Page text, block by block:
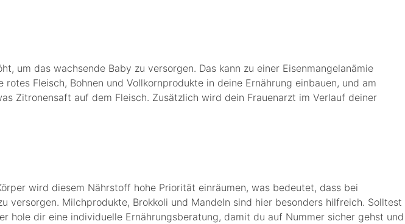
um das wachsende Baby zu versorgen. Das kann zu einer Eisenmangelanämie
Fleisch, Bohnen und Vollkornprodukte in deine Ernährung einbauen, und am
Zitronensaft auf dem Fleisch. Zusätzlich wird dein Frauenarzt im Verlauf deiner
wird diesem Nährstoff hohe Priorität einräumen, was bedeutet, dass bei
versorgen. Milchprodukte, Brokkoli und Mandeln sind hier besonders hilfreich. Solltest
hole dir eine individuelle Ernährungsberatung, damit du auf Nummer sicher gehst und